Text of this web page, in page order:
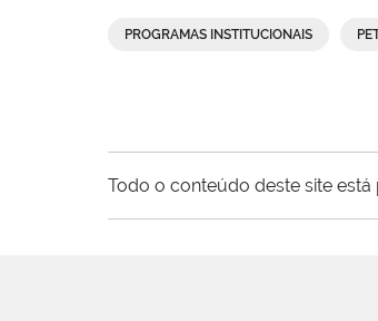
PROGRAMAS INSTITUCIONAIS
Todo o conteúdo deste site